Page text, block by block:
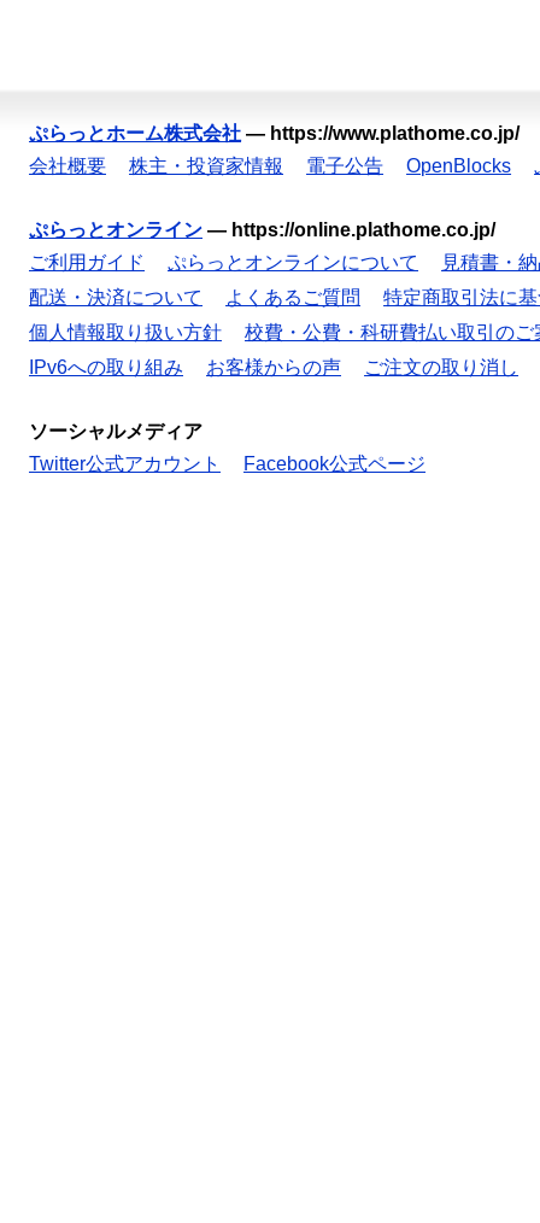
ぷらっとホーム株式会社 — https://www.plathome.co.jp/
会社概要
株主・投資家情報 電子公告 OpenBlocks
ぷらっとオンライン — https://online.plathome.co.jp/
ご利用ガイド
ぷらっとオンラインについて
見積書・
配送・決済について
よくあるご質問
特定商取引法に
個人情報取り扱い方針
校費・公費・科研費払い取引のご
IPv6への取り組み
お客様からの声 ご注文の取り消し
ソーシャルメディア
Twitter公式アカウント
Facebook公式ページ